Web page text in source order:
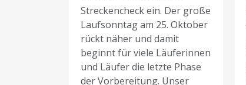
Streckencheck ein. Der große
Laufsonntag am 25. Oktober
rückt näher und damit
beginnt für viele Läuferinnen
und Läufer die letzte Phase
der Vorbereitung. Unser